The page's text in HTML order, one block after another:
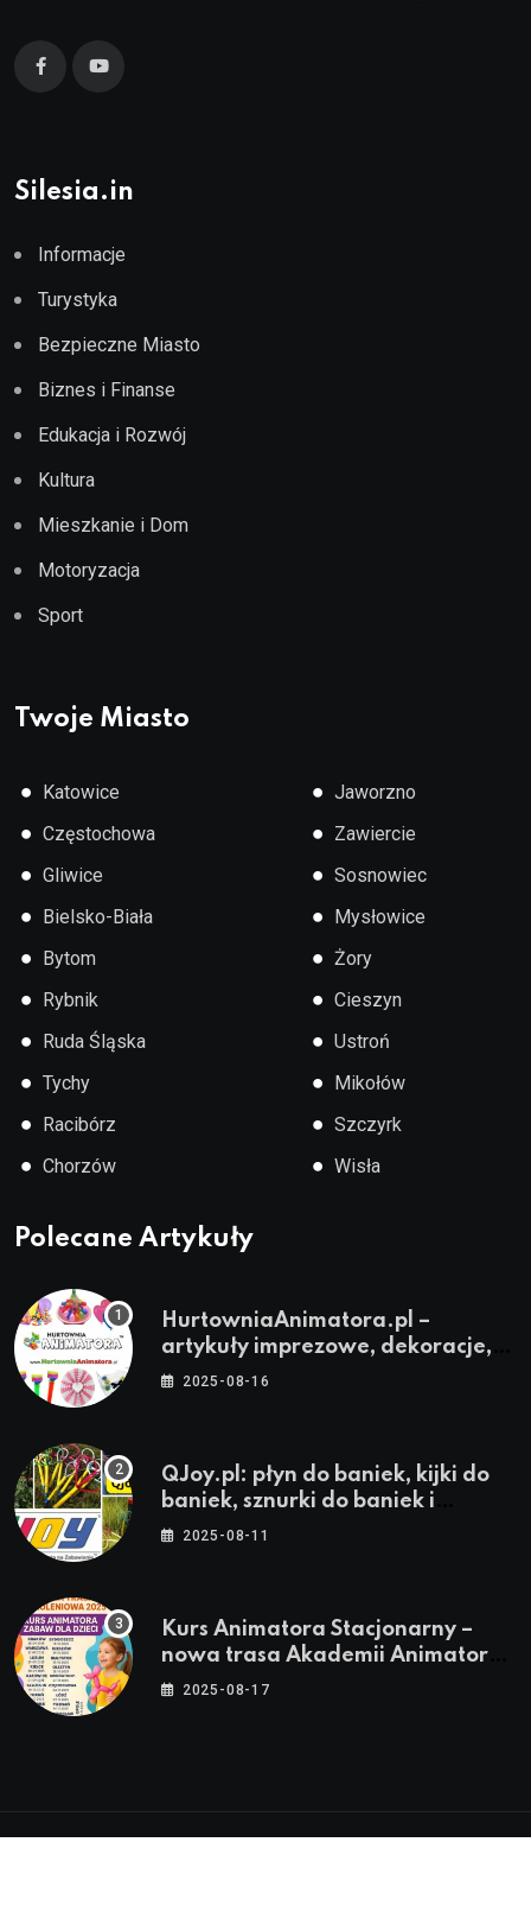
Silesia.in
Informacje
Turystyka
Bezpieczne Miasto
Biznes i Finanse
Edukacja i Rozwój
Kultura
Mieszkanie i Dom
Motoryzacja
Sport
Twoje Miasto
● Katowice
● Częstochowa
● Gliwice
● Bielsko-Biała
● Bytom
● Rybnik
● Ruda Śląska
● Tychy
● Racibórz
● Chorzów
● Jaworzno
● Zawiercie
● Sosnowiec
● Mysłowice
● Żory
● Cieszyn
● Ustroń
● Mikołów
● Szczyrk
● Wisła
Polecane Artykuły
HurtowniaAnimatora.pl –
artykuły imprezowe, dekoracje,
stroje i akcesoria dla animatorów
2025-08-16
QJoy.pl: płyn do baniek, kijki do
baniek, sznurki do baniek i
zestawy do baniek
2025-08-11
Kurs Animatora Stacjonarny –
nowa trasa Akademii Animatora
– jesień 2025
2025-08-17